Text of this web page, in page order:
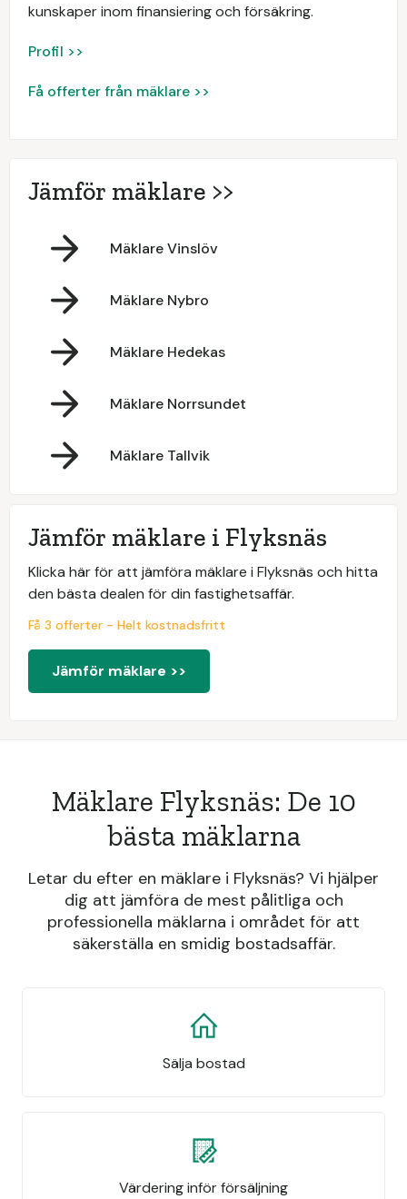
kunskaper inom finansiering och försäkring.
Profil >>
Få offerter från mäklare >>
Jämför mäklare >>
Mäklare Vinslöv
Mäklare Nybro
Mäklare Hedekas
Mäklare Norrsundet
Mäklare Tallvik
Jämför mäklare i Flyksnäs
Klicka här för att jämföra mäklare i Flyksnäs och hitta
den bästa dealen för din fastighetsaffär.
Få 3 offerter - Helt kostnadsfritt
Jämför mäklare >>
Mäklare Flyksnäs: De 10
bästa mäklarna
Letar du efter en mäklare i Flyksnäs? Vi hjälper
dig att jämföra de mest pålitliga och
professionella mäklarna i området för att
säkerställa en smidig bostadsaffär.
Sälja bostad
Värdering inför försäljning